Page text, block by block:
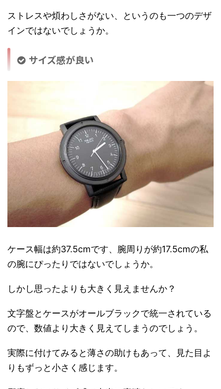
ストレスや煩わしさがない、というのも一つのデザ
インではないでしょうか。
サイズ感が良い
ケース幅は約37.5cmです、腕周りが約17.5cmの私
の腕にぴったりではないでしょうか。
しかし思ったよりも大きく見えませんか？
文字盤とケースがオールブラックで統一されている
ので、数値より大きく見えてしまうのでしょう。
実際に付けてみると薄さの助けもあって、見た目よ
りもずっと小さく感じます。